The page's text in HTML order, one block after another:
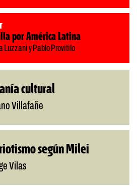
por América Latina
Luzzani y Pablo Provitilo
cultural
Villafañe
según Milei
Vilas